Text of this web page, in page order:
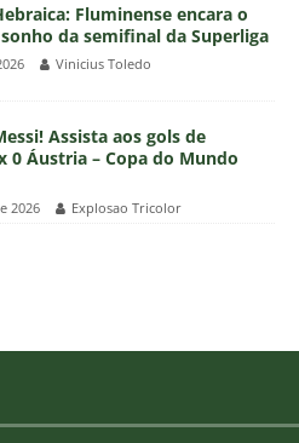
Fluminense encara o
da semifinal da Superliga
Vinicius Toledo
Assista aos gols de
0 Áustria – Copa do Mundo
2026 Explosao Tricolor